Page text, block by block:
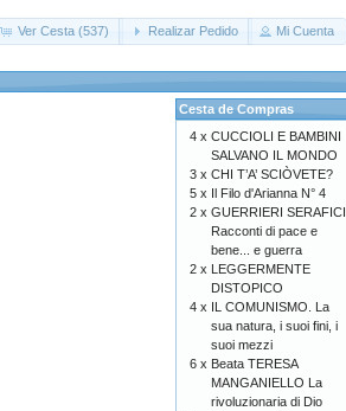
Ver Cesta (537) Realizar Pedido Mi Cuenta
Cesta de Compras
4 x CUCCIOLI E BAMBINI
SALVANO IL MONDO
3 x CHI T’A’ SCIÒVETE?
5 x Il Filo d'Arianna N° 4
2 x GUERRIERI SERAFICI
Racconti di pace e
bene... e guerra
2 x LEGGERMENTE
DISTOPICO
4 x IL COMUNISMO. La
sua natura, i suoi fini, i
suoi mezzi
6 x Beata TERESA
MANGANIELLO La
rivoluzionaria di Dio